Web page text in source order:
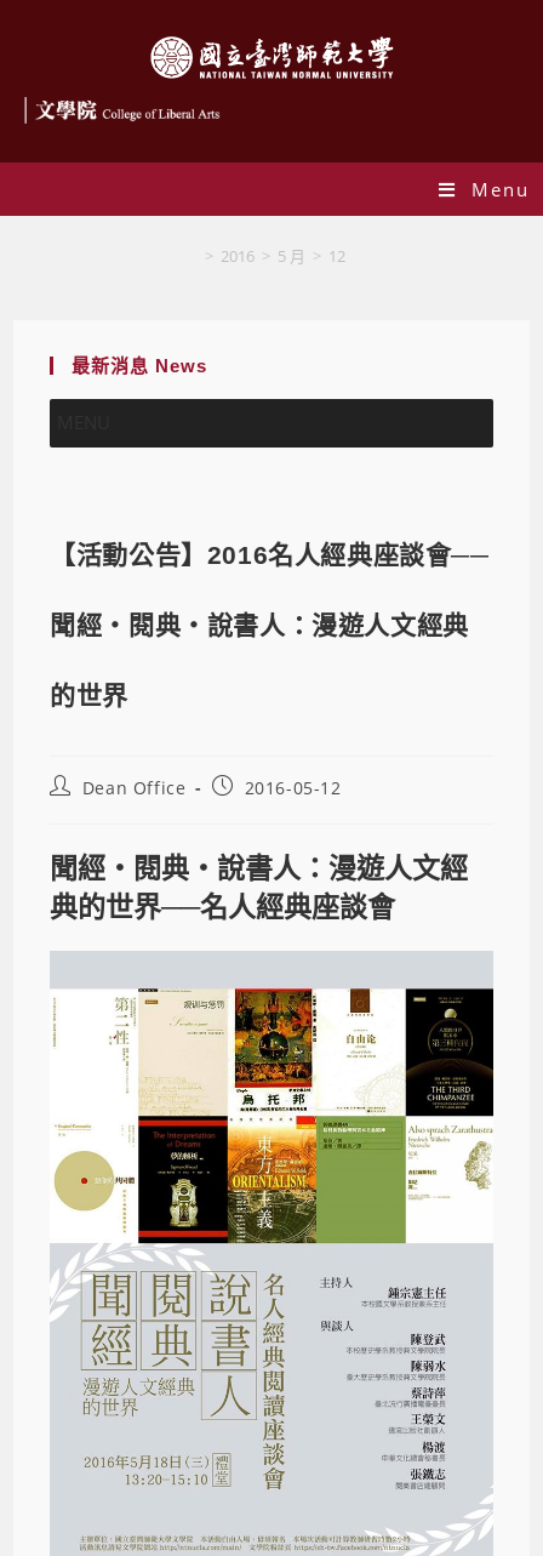
Menu
> 2016 > 5 月 > 12
最新消息 News
【活動公告】2016名人經典座談會──
聞經‧閱典‧說書人：漫遊人文經典
的世界
Dean Office 2016-05-12
聞經‧閱典‧說書人：漫遊人文經
典的世界──名人經典座談會